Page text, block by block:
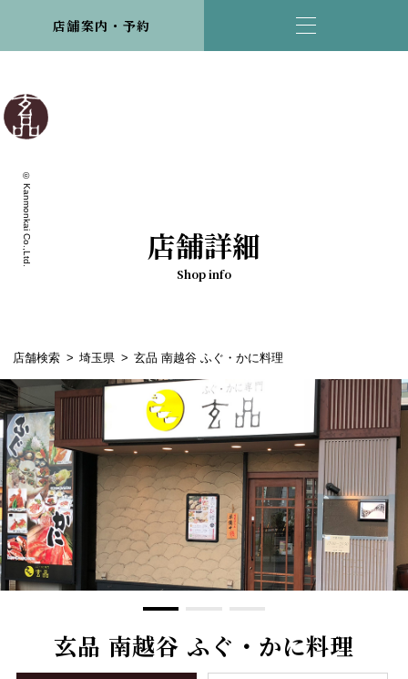
店舗案内・予約
© Kanmonkai Co.,Ltd. 店舗詳細
Shop info
店舗検索 埼玉県 玄品 南越谷 ふぐ・かに料理
玄品 南越谷 ふぐ・かに料理